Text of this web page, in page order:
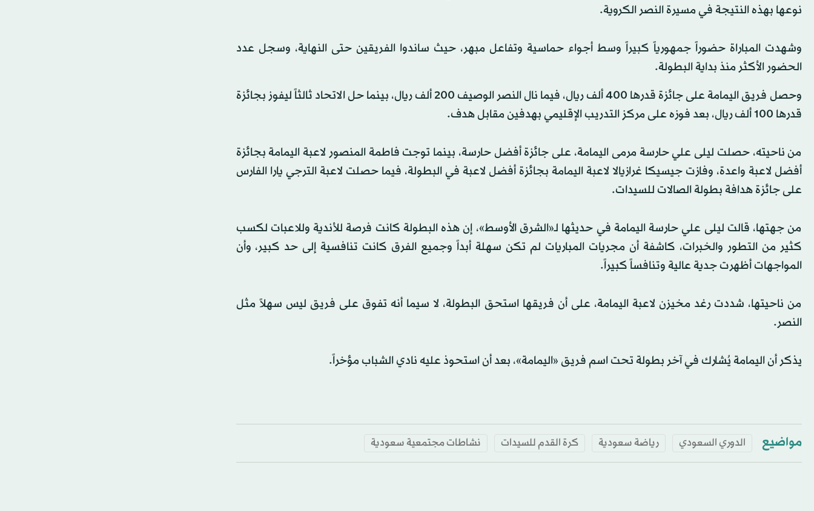
نوعها بهذه النتيجة في مسيرة النصر الكروية.
وشهدت المباراة حضوراً جمهورياً كبيراً وسط أجواء حماسية وتفاعل مبهر، حيث ساندوا الفريقين حتى النهاية، وسجل عدد
الحضور الأكثر منذ بداية البطولة.
وحصل فريق اليمامة على جائزة قدرها 400 ألف ريال، فيما نال النصر الوصيف 200 ألف ريال، بينما حل الاتحاد ثالثاً ليفوز بجائزة
قدرها 100 ألف ريال، بعد فوزه على مركز التدريب الإقليمي بهدفين مقابل هدف.
من ناحيته، حصلت ليلى علي حارسة مرمى اليمامة، على جائزة أفضل حارسة، بينما توجت فاطمة المنصور لاعبة اليمامة بجائزة
أفضل لاعبة واعدة، وفازت جيسيكا غرازيالا لاعبة اليمامة بجائزة أفضل لاعبة في البطولة، فيما حصلت لاعبة الترجي يارا الفارس
على جائزة هدافة بطولة الصالات للسيدات.
من جهتها، قالت ليلى علي حارسة اليمامة في حديثها لـ«الشرق الأوسط»، إن هذه البطولة كانت فرصة للأندية وللاعبات لكسب
كثير من التطور والخبرات، كاشفة أن مجريات المباريات لم تكن سهلة أبداً وجميع الفرق كانت تنافسية إلى حد كبير، وأن
المواجهات أظهرت جدية عالية وتنافساً كبيراً.
من ناحيتها، شددت رغد مخيزن لاعبة اليمامة، على أن فريقها استحق البطولة، لا سيما أنه تفوق على فريق ليس سهلاً مثل
النصر.
يذكر أن اليمامة يُشارك في آخر بطولة تحت اسم فريق «اليمامة»، بعد أن استحوذ عليه نادي الشباب مؤخراً.
مواضيع الدوري السعودي رياضة سعودية كرة القدم للسيدات نشاطات مجتمعية سعودية